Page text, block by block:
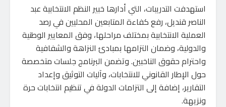
استهدفت التدريبات، التي أدارها خبير النظم الانتخابية عبد
الناصر قنديل، رفع كفاءة المتابعين المحليين في رصد
العملية الانتخابية بمختلف مراحلها، وفق المعايير الوطنية
والدولية، وضمان التزامها بمبادئ النزاهة والشفافية
واحترام حقوق الناخبين. وتضمن البرنامج جلسات متخصصة
حول الإطار القانوني للانتخابات، وآليات التوثيق وإعداد
التقارير، إضافة إلى التزامات الدولة في تنظيم انتخابات حرة
ونزيهة.